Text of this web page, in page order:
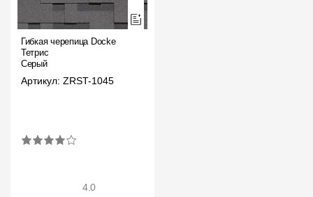
Гибкая черепица Docke
Тетрис
Серый
Артикул: ZRST-1045
4.0